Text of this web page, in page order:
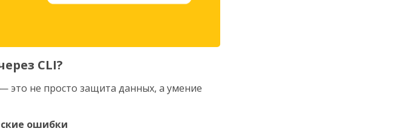
CLI?
не просто защита данных, а умение
ошибки